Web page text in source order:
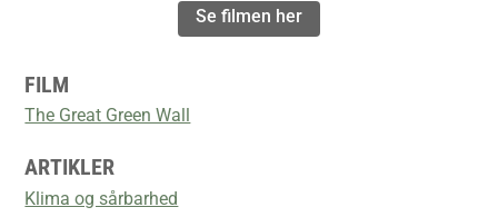
Se filmen her
FILM
The Great Green Wall
ARTIKLER
Klima og sårbarhed